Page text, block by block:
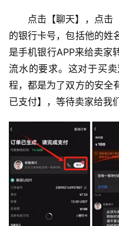
点击【聊天】，点击
的银行卡号，包括他的姓
是手机银行APP来给卖家
流水的要求。这对于买
程，都是为了双方的安全
已支付】，等待卖家给我